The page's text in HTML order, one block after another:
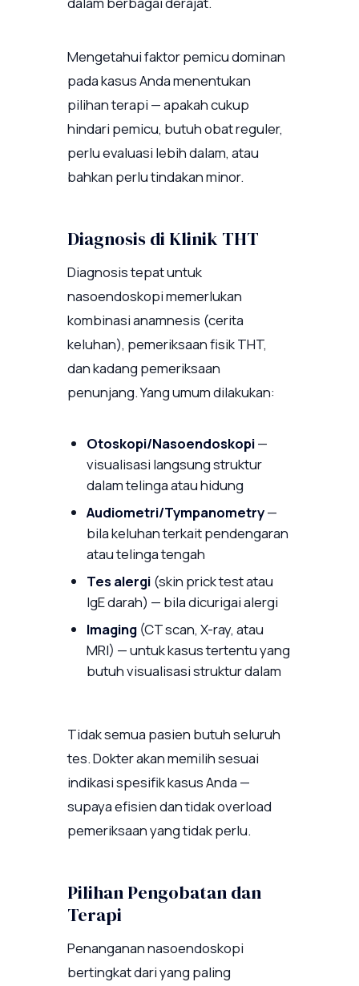
Mengetahui faktor pemicu dominan
pada kasus Anda menentukan
pilihan terapi — apakah cukup
hindari pemicu, butuh obat reguler,
perlu evaluasi lebih dalam, atau
bahkan perlu tindakan minor.
Diagnosis di Klinik THT
Diagnosis tepat untuk
nasoendoskopi memerlukan
kombinasi anamnesis (cerita
keluhan), pemeriksaan fisik THT,
dan kadang pemeriksaan
penunjang. Yang umum dilakukan:
Otoskopi/Nasoendoskopi—
visualisasi langsung struktur
dalam telinga atau hidung
Audiometri/Tympanometry—
bila keluhan terkait pendengaran
atau telinga tengah
Tes alergi (skin prick test atau
IgE darah) — bila dicurigai alergi
Imaging (CT scan, X-ray, atau
MRI) — untuk kasus tertentu yang
butuh visualisasi struktur dalam
Tidak semua pasien butuh seluruh
tes. Dokter akan memilih sesuai
indikasi spesifik kasus Anda —
supaya efisien dan tidak overload
pemeriksaan yang tidak perlu.
Pilihan Pengobatan dan
Terapi
Penanganan nasoendoskopi
bertingkat dari yang paling